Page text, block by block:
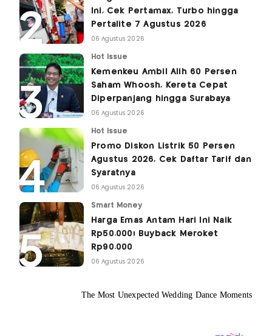
Ini, Cek Pertamax, Turbo hingga
Pertalite 7 Agustus 2026
06 Agustus 2026
Hot Issue
Kemenkeu Ambil Alih 60 Persen
Saham Whoosh, Kereta Cepat
Diperpanjang hingga Surabaya
06 Agustus 2026
Hot Issue
Promo Diskon Listrik 50 Persen
Agustus 2026, Cek Daftar Tarif dan
Syaratnya
06 Agustus 2026
Smart Money
Harga Emas Antam Hari Ini Naik
Rp50.000! Buyback Meroket
Rp90.000
06 Agustus 2026